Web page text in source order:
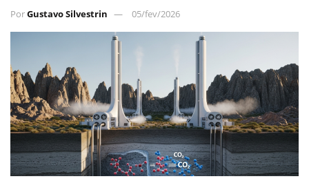
PorGustavo Silvestrin 05/fev/2026